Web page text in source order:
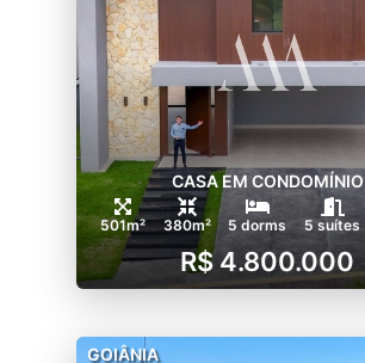
CASA EM CONDOMÍNIO
501m² 380m² 5 dorms 5 suítes
R$ 4.800.000
GOIÂNIA